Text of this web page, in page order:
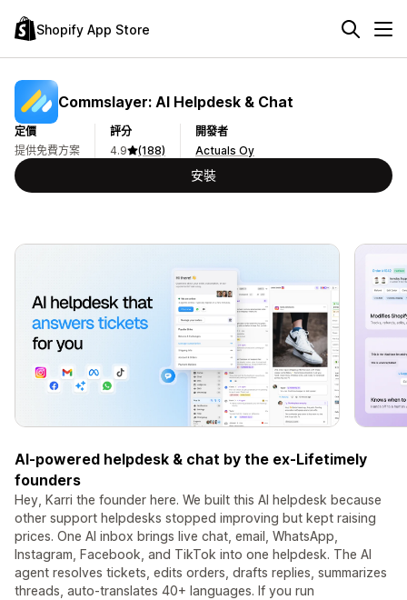
Shopify App Store
Commslayer: AI Helpdesk & Chat
定價
提供免費方案
評分
4.9
(188)
開發者
Actuals Oy
安裝
AI-powered helpdesk & chat by the ex-Lifetimely
founders
Hey, Karri the founder here. We built this AI helpdesk because
other support helpdesks stopped improving but kept raising
prices. One AI inbox brings live chat, email, WhatsApp,
Instagram, Facebook, and TikTok into one helpdesk. The AI
agent resolves tickets, edits orders, drafts replies, summarizes
threads, auto-translates 40+ languages. If you run